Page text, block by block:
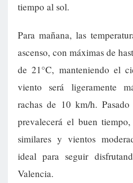
tiempo al sol.
Para mañana, las
ascenso, con máximas de
de 21°C, manteniendo el
viento será ligeramente
rachas de 10 km/h. Pasado
prevalecerá el buen
similares y vientos
ideal para seguir
Valencia.